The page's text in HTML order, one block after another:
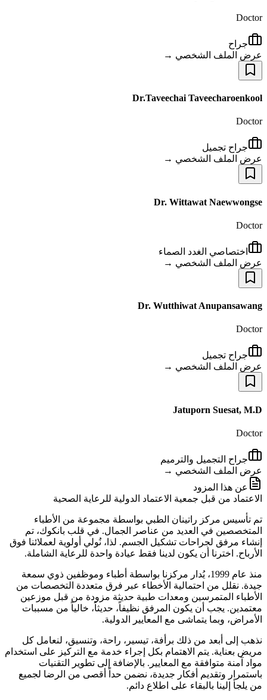
Doctor
جراح
عرض الملف الشخصي →
Dr.Taveechai Taveecharoenkool
Doctor
جراح تجميل
عرض الملف الشخصي →
Dr. Wittawat Naewwongse
Doctor
اختصاصي الغدد الصماء
عرض الملف الشخصي →
Dr. Wutthiwat Anupansawang
Doctor
جراح تجميل
عرض الملف الشخصي →
Jatuporn Suesat, M.D
Doctor
جراح التجميل والترميم
عرض الملف الشخصي →
عن هذا المزود
الاعتماد من قبل جمعية الاعتماد الدولية للرعاية الصحية
تم تأسيس مركز راتينان الطبي بواسطة مجموعة من الأطباء
المتخصصين في العديد من عناصر الجمال. في قلب بانكوك، تم
إنشاء مرفق لجراحات تشكيل الجسم. لذا، نُولي أولوية لعملائنا فوق
الأرباح. اخترنا أن يكون لدينا فقط عيادة واحدة للرعاية الشاملة.
منذ عام 1999، يُدار مركزنا بواسطة أطباء وموظفين ذوي سمعة
جيدة. نقلل من احتمالية الأخطاء عبر فرق متعددة التخصصات من
الأطباء المتمرسين ومعدات طبية حديثة مزودة من قبل موزعين
معتمدين. يجب أن يكون المرفق نظيفاً، حديثاً، خالياً من مسببات
الأمراض، وبما يتماشى مع المعايير الدولية.
نذهب إلى أبعد من ذلك برأفة، تيسير، راحة، وتنسيق، لنعامل كل
مريض بعناية. يتم الاهتمام بكل إجراء خدمة مع التركيز على استخدام
مواد آمنة متوافقة مع المعايير. بالإضافة إلى تطوير التقنيات
باستمرار وتقديم أفكار جديدة، نضمن حداً أقصى من الرضا لجميع
من يلجأ إلينا بالبقاء على اطلاع دائم.